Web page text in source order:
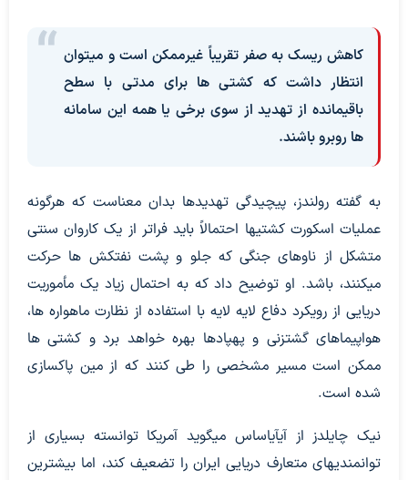
کاهش ریسک به صفر تقریباً غیرممکن است و میتوان
انتظار داشت که کشتی ها برای مدتی با سطح
باقیمانده از تهدید از سوی برخی یا همه این سامانه
ها روبرو باشند.
به گفته رولندز، پیچیدگی تهدیدها بدان معناست که هرگونه
عملیات اسکورت کشتیها احتمالاً باید فراتر از یک کاروان سنتی
متشکل از ناوهای جنگی که جلو و پشت نفتکش ها حرکت
میکنند، باشد. او توضیح داد که به احتمال زیاد یک مأموریت
دریایی از رویکرد دفاع لایه لایه با استفاده از نظارت ماهواره ها،
هواپیماهای گشتزنی و پهپادها بهره خواهد برد و کشتی ها
ممکن است مسیر مشخصی را طی کنند که از مین پاکسازی
شده است.
نیک چایلدز از آیآیاساس میگوید آمریکا توانسته بسیاری از
توانمندیهای متعارف دریایی ایران را تضعیف کند، اما بیشترین